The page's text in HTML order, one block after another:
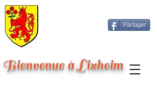
Partager
Bienvenue à Lixheim